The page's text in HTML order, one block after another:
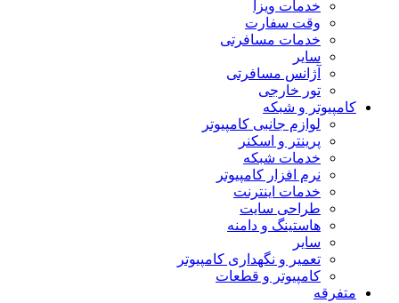
خدمات ویزا
وقت سفارت
خدمات مسافرتی
سایر
آژانس مسافرتی
تور خارجی
کامپیوتر و شبکه
لوازم جانبی کامپیوتر
پرینتر و اسکنر
خدمات شبکه
نرم افزار کامپیوتر
خدمات اینترنت
طراحی سایت
هاستینگ و دامنه
سایر
تعمیر و نگهداری کامپیوتر
کامپیوتر و قطعات
متفرقه